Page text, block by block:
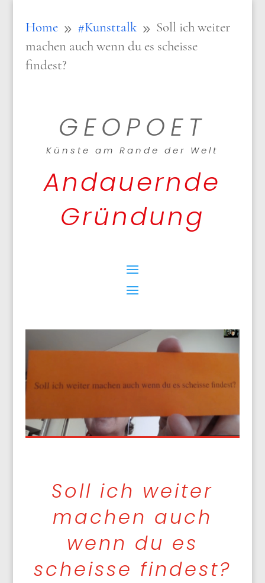
Home 9 #Kunsttalk 9 Soll ich weiter
machen auch wenn du es scheisse
findest?
GEOPOET
Künste am Rande der Welt
Andauernde
Gründung
Soll ich weiter
machen auch
wenn du es
scheisse findest?